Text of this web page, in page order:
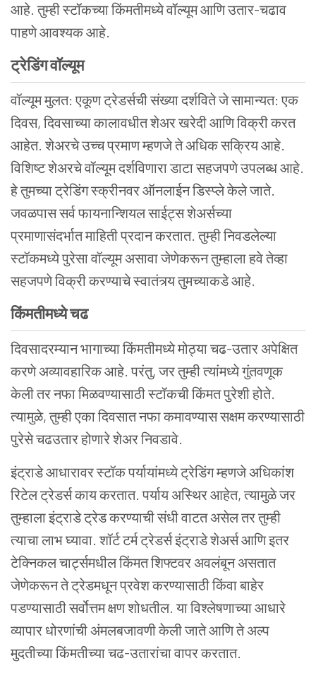
आहे. तुम्ही स्टॉकच्या किंमतीमध्ये वॉल्यूम आणि उतार-चढाव
पाहणे आवश्यक आहे.
ट्रेडिंगवॉल्यूम
वॉल्यूम मुलत: एकूण ट्रेडर्सची संख्या दर्शविते जे सामान्यत: एक
दिवस, दिवसाच्या कालावधीत शेअर खरेदी आणि विक्री करत
आहेत. शेअरचे उच्च प्रमाण म्हणजे ते अधिक सक्रिय आहे.
विशिष्ट शेअरचे वॉल्यूम दर्शविणारा डाटा सहजपणे उपलब्ध आहे.
हे तुमच्या ट्रेडिंग स्क्रीनवर ऑनलाईन डिस्प्ले केले जाते.
जवळपास सर्व फायनान्शियल साईट्स शेअर्सच्या
प्रमाणासंदर्भात माहिती प्रदान करतात. तुम्ही निवडलेल्या
स्टॉकमध्ये पुरेसा वॉल्यूम असावा जेणेकरून तुम्हाला हवे तेव्हा
सहजपणे विक्री करण्याचे स्वातंत्र्य तुमच्याकडे आहे.
किंमतीमध्येचढ
दिवसादरम्यान भागाच्या किंमतीमध्ये मोठ्या चढ-उतार अपेक्षित
करणे अव्यावहारिक आहे. परंतु, जर तुम्ही त्यांमध्ये गुंतवणूक
केली तर नफा मिळवण्यासाठी स्टॉकची किंमत पुरेशी होते.
त्यामुळे, तुम्ही एका दिवसात नफा कमावण्यास सक्षम करण्यासाठी
पुरेसे चढउतार होणारे शेअर निवडावे.
इंट्राडे आधारावर स्टॉक पर्यायांमध्ये ट्रेडिंग म्हणजे अधिकांश
रिटेल ट्रेडर्स काय करतात. पर्याय अस्थिर आहेत, त्यामुळे जर
तुम्हाला इंट्राडे ट्रेड करण्याची संधी वाटत असेल तर तुम्ही
त्याचा लाभ घ्यावा. शॉर्ट टर्म ट्रेडर्स इंट्राडे शेअर्स आणि इतर
टेक्निकल चार्ट्समधील किंमत शिफ्टवर अवलंबून असतात
जेणेकरून ते ट्रेडमधून प्रवेश करण्यासाठी किंवा बाहेर
पडण्यासाठी सर्वोत्तम क्षण शोधतील. या विश्लेषणाच्या आधारे
व्यापार धोरणांची अंमलबजावणी केली जाते आणि ते अल्प
मुदतीच्या किंमतीच्या चढ-उतारांचा वापर करतात.